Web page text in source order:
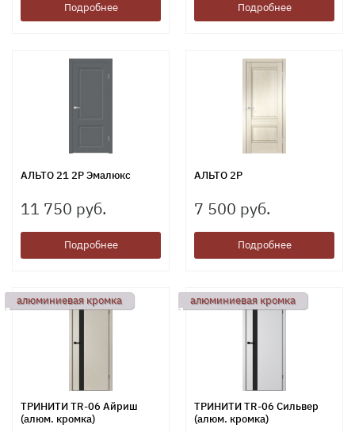
Подробнее Подробнее
АЛЬТО 21 2Р Эмалюкс
11 750 руб.
Подробнее
АЛЬТО 2P
7 500 руб.
Подробнее
алюминиевая кромка
ТРИНИТИ TR-06 Айриш
(алюм. кромка)
алюминиевая кромка
ТРИНИТИ TR-06 Сильвер
(алюм. кромка)